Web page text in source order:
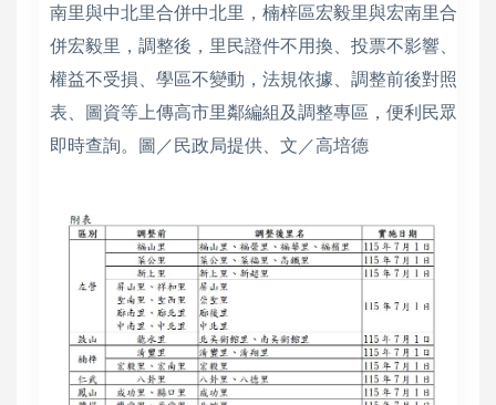
南里與中北里合併中北里，楠梓區宏毅里與宏南里合
併宏毅里，調整後，里民證件不用換、投票不影響、
權益不受損、學區不變動，法規依據、調整前後對照
表、圖資等上傳高市里鄰編組及調整專區，便利民眾
即時查詢。圖／民政局提供、文／高培德